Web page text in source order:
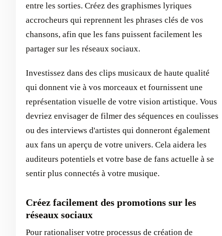
entre les sorties. Créez des graphismes lyriques
accrocheurs qui reprennent les phrases clés de vos
chansons, afin que les fans puissent facilement les
partager sur les réseaux sociaux.
Investissez dans des clips musicaux de haute qualité
qui donnent vie à vos morceaux et fournissent une
représentation visuelle de votre vision artistique. Vous
devriez envisager de filmer des séquences en coulisses
ou des interviews d'artistes qui donneront également
aux fans un aperçu de votre univers. Cela aidera les
auditeurs potentiels et votre base de fans actuelle à se
sentir plus connectés à votre musique.
Créez facilement des promotions sur les
réseaux sociaux
Pour rationaliser votre processus de création de